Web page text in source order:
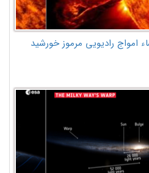
امواج رادیویی مرموز خورشید